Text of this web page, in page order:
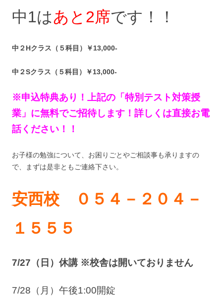
中1はあと2席です！！
中２Hクラス（５科目）￥13,000-
中２Sクラス（５科目）￥13,000-
※申込特典あり！上記の「特別テスト対策授
業」に無料でご招待します！詳しくは直接お電
話ください！！
お子様の勉強について、お困りごとやご相談事も承りますの
で、まずは是非ともご連絡下さい。
安西校 ０５４－２０４－
１５５５
7/27（日）休講 ※校舎は開いておりません
7/28（月）午後1:00開錠